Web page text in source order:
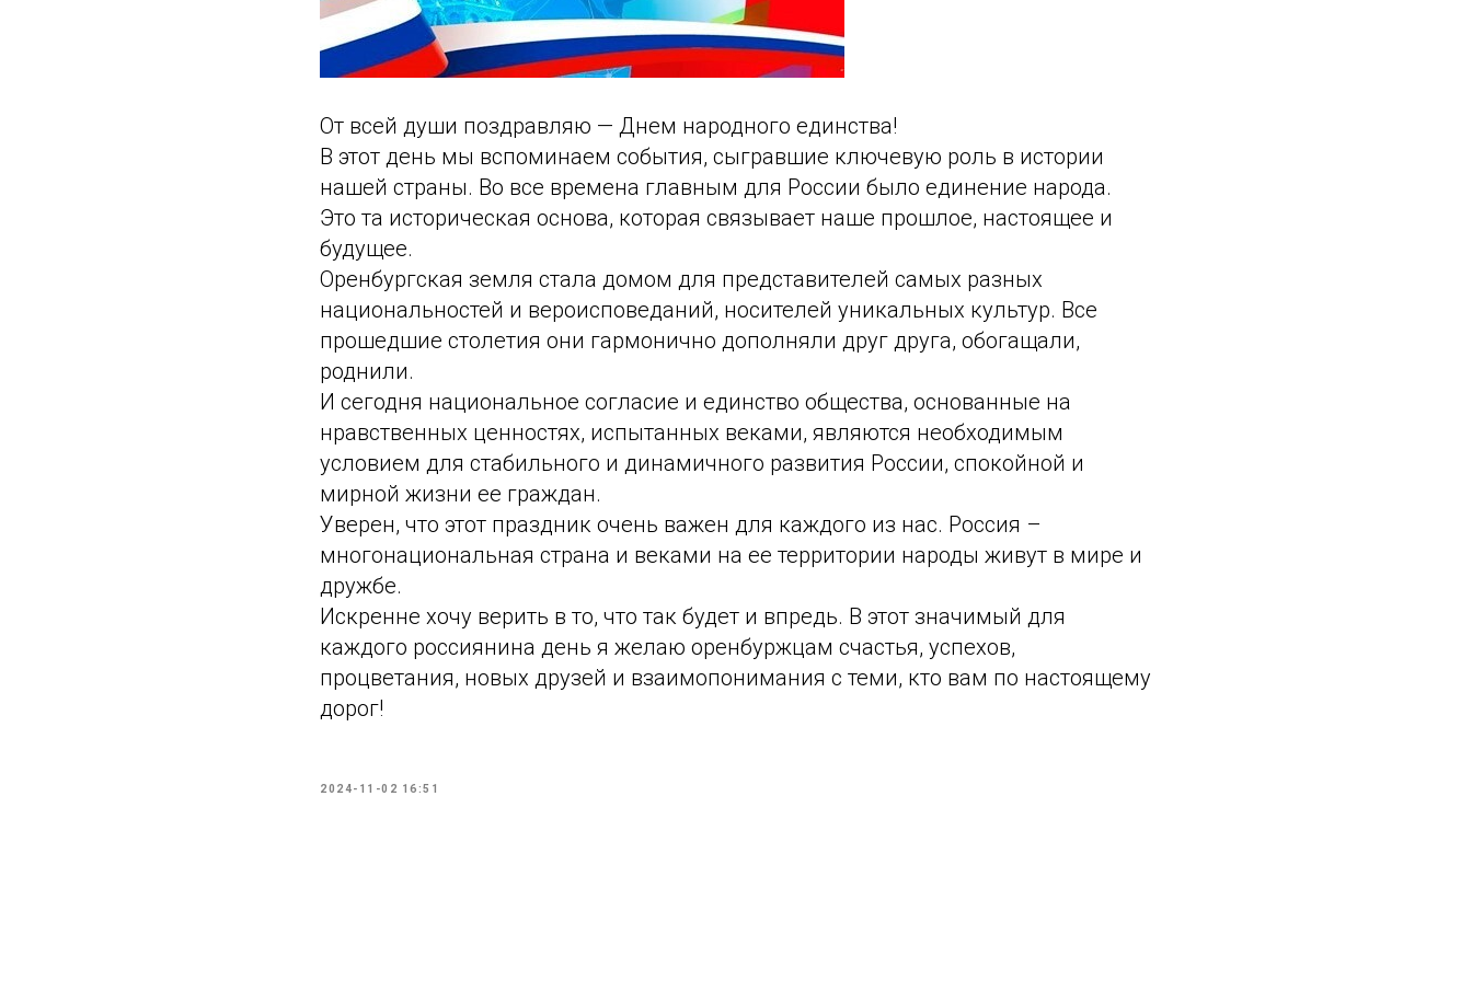
От всей души поздравляю — Днем народного единства!
В этот день мы вспоминаем события, сыгравшие ключевую роль в истории
нашей страны. Во все времена главным для России было единение народа.
Это та историческая основа, которая связывает наше прошлое, настоящее и
будущее.
Оренбургская земля стала домом для представителей самых разных
национальностей и вероисповеданий, носителей уникальных культур. Все
прошедшие столетия они гармонично дополняли друг друга, обогащали,
роднили.
И сегодня национальное согласие и единство общества, основанные на
нравственных ценностях, испытанных веками, являются необходимым
условием для стабильного и динамичного развития России, спокойной и
мирной жизни ее граждан.
Уверен, что этот праздник очень важен для каждого из нас. Россия –
многонациональная страна и веками на ее территории народы живут в мире и
дружбе.
Искренне хочу верить в то, что так будет и впредь. В этот значимый для
каждого россиянина день я желаю оренбуржцам счастья, успехов,
процветания, новых друзей и взаимопонимания с теми, кто вам по настоящему
дорог!
2024-11-02 16:51